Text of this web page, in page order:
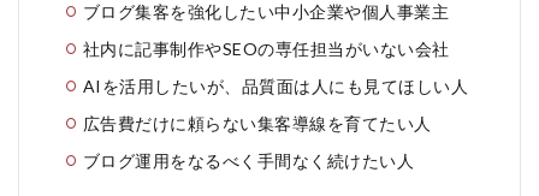
ブログ集客を強化したい中小企業や個人事業主
社内に記事制作やSEOの専任担当がいない会社
AIを活用したいが、品質面は人にも見てほしい人
広告費だけに頼らない集客導線を育てたい人
ブログ運用をなるべく手間なく続けたい人